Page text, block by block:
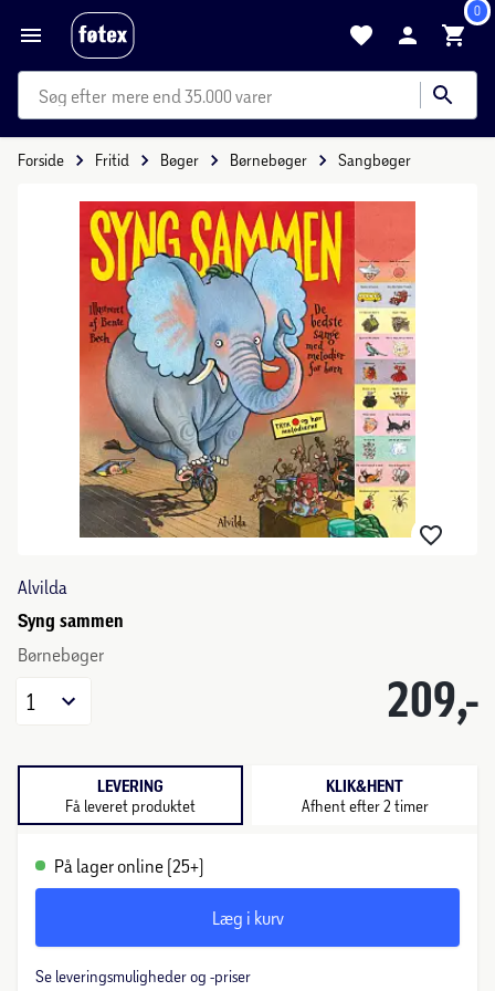
0
mere end 35.000 varer
Forside Fritid Bøger Børnebøger Sangbøger
Alvilda
Syng sammen
Børnebøger
209,-
1
LEVERING
Få leveret produktet
KLIK&HENT
Afhent efter 2 timer
På lager online (25+)
Læg i kurv
Se leveringsmuligheder og -priser